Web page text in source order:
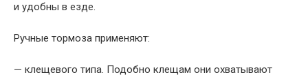
и удобны в езде.
Ручные тормоза применяют:
— клещевого типа. Подобно клещам они охватывают